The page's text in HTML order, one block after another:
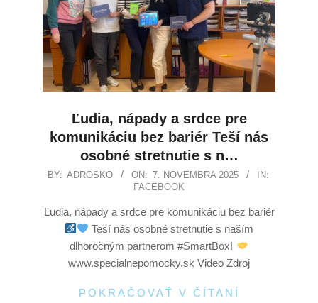
Ľudia, nápady a srdce pre
komunikáciu bez bariér Teší nás
osobné stretnutie s n…
BY: ADROSKO ON: 7. NOVEMBRA 2025
IN:
FACEBOOK
Ľudia, nápady a srdce pre komunikáciu bez bariér
Teší nás osobné stretnutie s naším
dlhoročným partnerom #SmartBox!
www.specialnepomocky.sk Video Zdroj
POKRAČOVAŤ V ČÍTANÍ